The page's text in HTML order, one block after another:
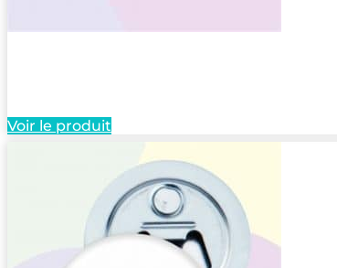
Voir le produit